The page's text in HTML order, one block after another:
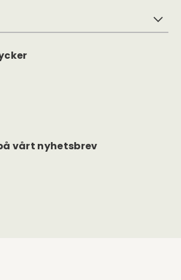
vårt nyhetsbrev